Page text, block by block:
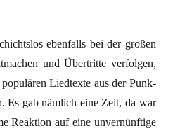
ebenfalls bei der großen
und Übertritte verfolgen,
Liedtexte aus der Punk-
Es gab nämlich eine Zeit, da war
Reaktion auf eine unvernünftige